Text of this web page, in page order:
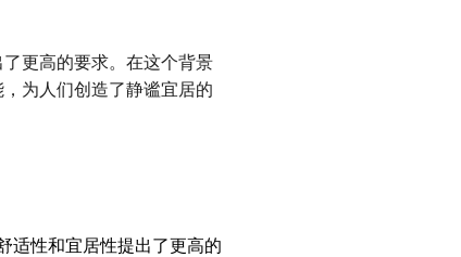
更高的要求。在这个背景
为人们创造了静谧宜居的
适性和宜居性提出了更高的